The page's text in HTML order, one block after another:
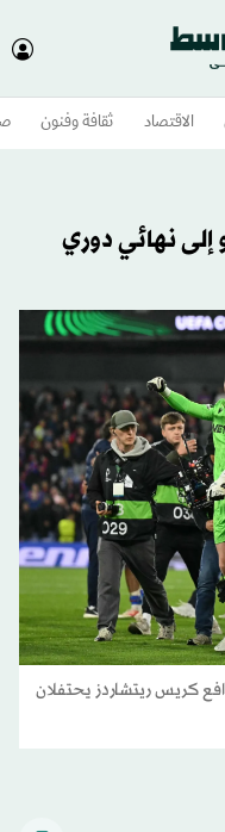
الاقتصاد ثقافة وفنون
إلى نهائي دوري
كريس ريتشاردز يحتفلان